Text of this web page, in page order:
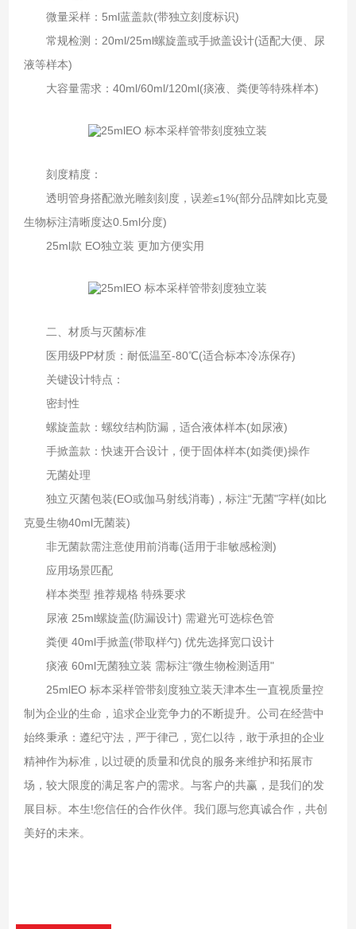
微量采样：5ml蓝盖款(带独立刻度标识)
常规检测：20ml/25ml螺旋盖或手掀盖设计(适配大便、尿
液等样本)
大容量需求：40ml/60ml/120ml(痰液、粪便等特殊样本)
刻度精度：
透明管身搭配激光雕刻刻度，误差≤1%(部分品牌如比克曼
生物标注清晰度达0.5ml分度)
25ml款 EO独立装 更加方便实用
二、材质与灭菌标准
医用级PP材质：耐低温至-80℃(适合标本冷冻保存)
关键设计特点‌：
密封性‌
螺旋盖款：螺纹结构防漏，适合液体样本(如尿液)
手掀盖款：快速开合设计，便于固体样本(如粪便)操作
无菌处理‌
独立灭菌包装(EO或伽马射线消毒)，标注“无菌"字样(如比
克曼生物40ml无菌装)
非无菌款需注意使用前消毒(适用于非敏感检测)
应用场景匹配‌
样本类型‌ ‌推荐规格‌ ‌特殊要求‌
尿液 25ml螺旋盖(防漏设计) 需避光可选棕色管
粪便 40ml手掀盖(带取样勺) 优先选择宽口设计
痰液 60ml无菌独立装 需标注“微生物检测适用"
25mlEO 标本采样管带刻度独立装天津本生一直视质量控
制为企业的生命，追求企业竞争力的不断提升。公司在经营中
始终秉承：遵纪守法，严于律己，宽仁以待，敢于承担的企业
精神作为标准，以过硬的质量和优良的服务来维护和拓展市
场，较大限度的满足客户的需求。与客户的共赢，是我们的发
展目标。本生!您信任的合作伙伴。我们愿与您真诚合作，共创
美好的未来。